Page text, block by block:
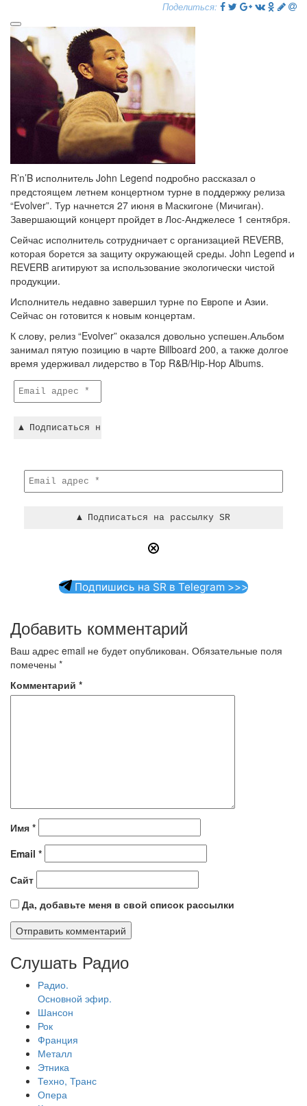
Поделиться:
R’n’B исполнитель John Legend подробно рассказал о
предстоящем летнем концертном турне в поддержку релиза
“Evolver”. Тур начнется 27 июня в Маскигоне (Мичиган).
Завершающий концерт пройдет в Лос-Анджелесе 1 сентября.
Сейчас исполнитель сотрудничает с организацией REVERB,
которая борется за защиту окружающей среды. John Legend и
REVERB агитируют за использование экологически чистой
продукции.
Исполнитель недавно завершил турне по Европе и Азии.
Сейчас он готовится к новым концертам.
К слову, релиз “Evolver” оказался довольно успешен.Альбом
занимал пятую позицию в чарте Billboard 200, а также долгое
время удерживал лидерство в Top R&B/Hip-Hop Albums.
Подпишись на SR в Telegram >>>
Добавить комментарий
Ваш адрес email не будет опубликован. Обязательные поля
помечены *
Комментарий *
Имя *
Email *
Сайт
Да, добавьте меня в свой список рассылки
Слушать Радио
Радио.
Основной эфир.
Шансон
Рок
Франция
Металл
Этника
Техно, Транс
Опера